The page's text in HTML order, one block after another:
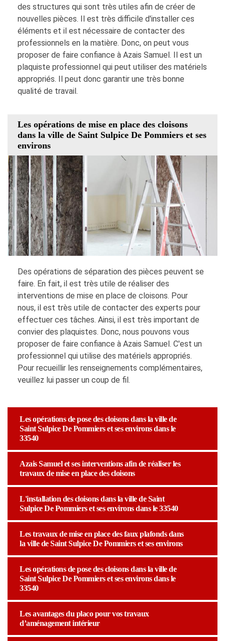
des structures qui sont très utiles afin de créer de
nouvelles pièces. Il est très difficile d'installer ces
éléments et il est nécessaire de contacter des
professionnels en la matière. Donc, on peut vous
proposer de faire confiance à Azais Samuel. Il est un
plaquiste professionnel qui peut utiliser des matériels
appropriés. Il peut donc garantir une très bonne
qualité de travail.
Les opérations de mise en place des cloisons
dans la ville de Saint Sulpice De Pommiers et ses
environs
Des opérations de séparation des pièces peuvent se
faire. En fait, il est très utile de réaliser des
interventions de mise en place de cloisons. Pour
nous, il est très utile de contacter des experts pour
effectuer ces tâches. Ainsi, il est très important de
convier des plaquistes. Donc, nous pouvons vous
proposer de faire confiance à Azais Samuel. C'est un
professionnel qui utilise des matériels appropriés.
Pour recueillir les renseignements complémentaires,
veuillez lui passer un coup de fil.
Les opérations de pose des cloisons dans la ville de
Saint Sulpice De Pommiers et ses environs dans le
33540
Azais Samuel et ses interventions afin de réaliser les
travaux de mise en place des cloisons
L'installation des cloisons dans la ville de Saint
Sulpice De Pommiers et ses environs dans le 33540
Les travaux de mise en place des faux plafonds dans
la ville de Saint Sulpice De Pommiers et ses environs
Les opérations de pose des cloisons dans la ville de
Saint Sulpice De Pommiers et ses environs dans le
33540
Les avantages du placo pour vos travaux
d’aménagement intérieur